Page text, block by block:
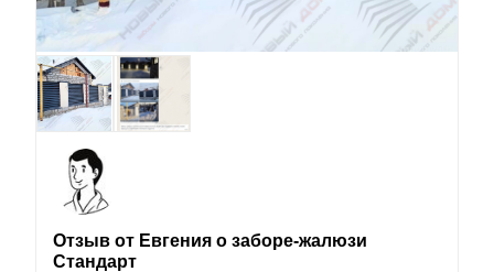
Отзыв от Евгения о заборе-жалюзи
Стандарт